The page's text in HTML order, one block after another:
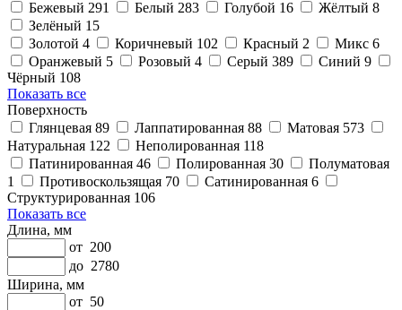
Бежевый 291 Белый 283 Голубой 16 Жёлтый 8
Зелёный 15
Золотой 4 Коричневый 102 Красный 2 Микс 6
Оранжевый 5 Розовый 4 Серый 389 Синий 9
Чёрный 108
Показать все
Поверхность
Глянцевая 89 Лаппатированная 88 Матовая 573
Натуральная 122 Неполированная 118
Патинированная 46 Полированная 30
Полуматовая
1
Противоскользящая 70 Сатинированная 6
Структурированная 106
Показать все
Длина, мм
от 200
до 2780
Ширина, мм
от 50